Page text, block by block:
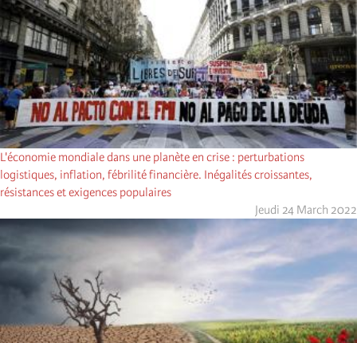
L'économie mondiale dans une planète en crise : perturbations
logistiques, inflation, fébrilité financière. Inégalités croissantes,
résistances et exigences populaires
Jeudi 24 March 2022